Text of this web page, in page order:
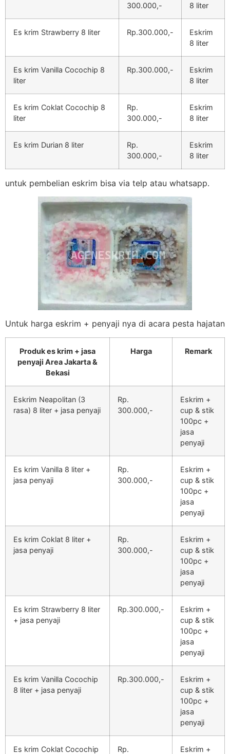
300.000,-
8 liter
Es krim Strawberry 8 liter Rp.300.000,-
Eskrim
8 liter
Es krim Vanilla Cocochip 8
liter
Rp.300.000,-
Eskrim
8 liter
Es krim Coklat Cocochip 8
liter
Rp.
300.000,-
Eskrim
8 liter
Es krim Durian 8 liter
Rp.
300.000,-
Eskrim
8 liter
untuk pembelian eskrim bisa via telp atau whatsapp.
Untuk harga eskrim + penyaji nya di acara pesta hajatan
Produk es krim + jasa
penyaji Area Jakarta &
Bekasi
Harga Remark
Eskrim Neapolitan (3
rasa) 8 liter + jasa penyaji
Rp.
300.000,-
Eskrim +
cup & stik
100pc +
jasa
penyaji
Es krim Vanilla 8 liter +
jasa penyaji
Rp.
300.000,-
Eskrim +
cup & stik
100pc +
jasa
penyaji
Es krim Coklat 8 liter +
jasa penyaji
Rp.
300.000,-
Eskrim +
cup & stik
100pc +
jasa
penyaji
Es krim Strawberry 8 liter
+ jasa penyaji
Rp.300.000,-
Eskrim +
cup & stik
100pc +
jasa
penyaji
Es krim Vanilla Cocochip
8 liter + jasa penyaji
Rp.300.000,-
Eskrim +
cup & stik
100pc +
jasa
penyaji
Es krim Coklat Cocochip
Rp.
Eskrim +